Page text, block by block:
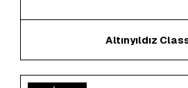
Altınyıldız